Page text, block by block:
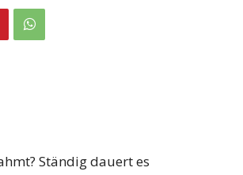
Ständig dauert es